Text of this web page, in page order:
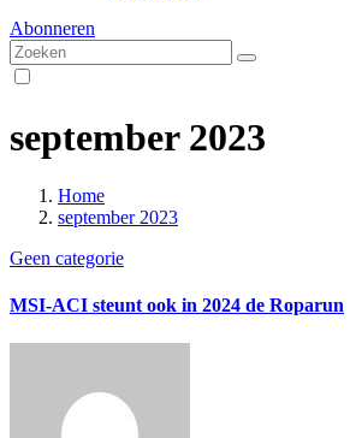
Abonneren
september 2023
Home
september 2023
Geen categorie
MSI-ACI steunt ook in 2024 de Roparun